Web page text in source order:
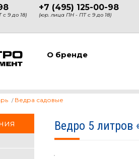
9 до 18)
+7 (495) 125-00-98
(юр. лица ПН - ПТ с 9 до 18)
О бренде
Ведра садовые
Ведро 5